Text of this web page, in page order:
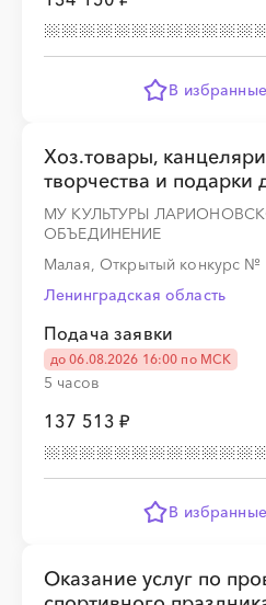
В избранные
Хоз.товары,
творчества и подарки
МУ КУЛЬТУРЫ
ОБЪЕДИНЕНИЕ
Малая, Открытый конкурс №
Ленинградская область
Подача заявки
до 06.08.2026 16:00 по МСК
5 часов
137 513 ₽
В избранные
Оказание услуг по